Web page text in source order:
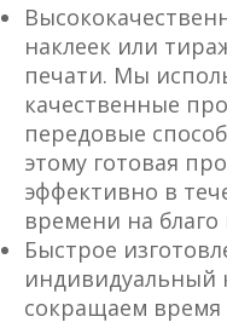
наклеек или
печати. Мы
качественные
передовые
этому готовая
эффективно в
времени на
Быстрое
индивидуальный
сокращаем время